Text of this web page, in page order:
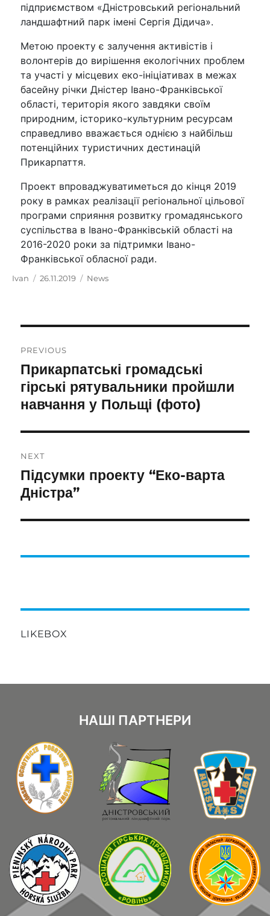
підприємством «Дністровський регіональний
ландшафтний парк імені Сергія Дідича».
Метою проекту є залучення активістів і
волонтерів до вирішення екологічних проблем
та участі у місцевих еко-ініціативах в межах
басейну річки Дністер Івано-Франківської
області, територія якого завдяки своїм
природним, історико-культурним ресурсам
справедливо вважається однією з найбільш
потенційних туристичних дестинацій
Прикарпаття.
Проект впроваджуватиметься до кінця 2019
року в рамках реалізації регіональної цільової
програми сприяння розвитку громадянського
суспільства в Івано-Франківській області на
2016-2020 роки за підтримки Івано-
Франківської обласної ради.
Author
Ivan
Posted
26.11.2019 Categories
News
navigation
PREVIOUS
Previous
post:
Прикарпатські громадські
гірські рятувальники пройшли
навчання у Польщі (фото)
NEXT
Next
post:
Підсумки проекту “Еко-варта
Дністра”
LIKEBOX
НАШІ ПАРТНЕРИ